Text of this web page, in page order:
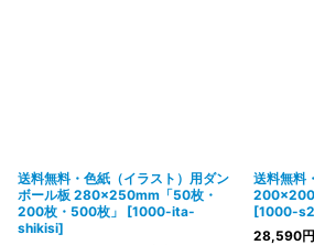
送料無料・色紙（イラスト）用ダン
ボール板 280×250mm「50枚・
200枚・500枚」
[1000-ita-
shikisi]
送料無料
[1000-
28,590円